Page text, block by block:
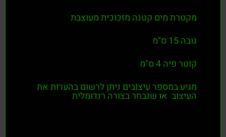
מקטרת מים קטנה מזכוכית מעוצבת
גובה 15 ס"מ
קוטר פיה 4 ס"מ
מגיע במספר עיצובים ניתן לרשום בהערות את
העיצוב או שנבחר בצורה רנדומלית